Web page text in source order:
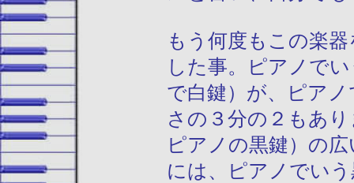
もう何度もこの楽
した事。ピアノで
で白鍵）が、ピア
さの３分の２もあ
ピアノの黒鍵）の
には、ピアノでい